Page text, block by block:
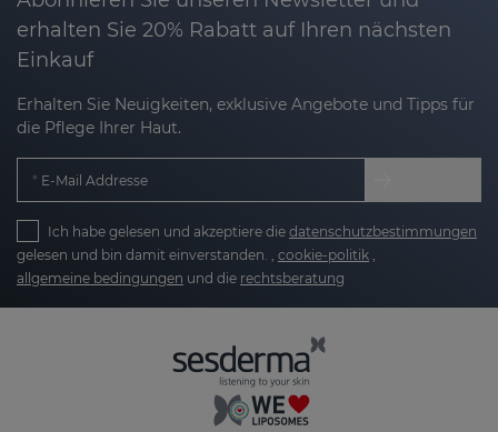
erhalten Sie 20% Rabatt auf Ihren nächsten
Einkauf
Erhalten Sie Neuigkeiten, exklusive Angebote und Tipps für
die Pflege Ihrer Haut.
E-Mail Addresse
Ich habe gelesen und akzeptiere die datenschutzbestimmungen
gelesen und bin damit einverstanden. , cookie-politik
allgemeine bedingungen und die rechtsberatung